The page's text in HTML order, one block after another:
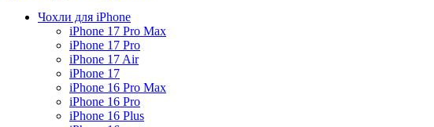
Чохли для iPhone
iPhone 17 Pro Max
iPhone 17 Pro
iPhone 17 Air
iPhone 17
iPhone 16 Pro Max
iPhone 16 Pro
iPhone 16 Plus